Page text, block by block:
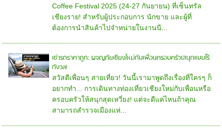
Coffee Festival 2025 (24-27 กันยายน) ที่เซ็นทรัล
เชียงราย! สำหรับผู้ประกอบการ นักขาย และผู้ที่
ต้องการนำสินค้าไปจำหน่ายในงานนี...
เช่ารถราคาถูก: ผจญภัยเชียงใหม่กับเพื่อนครอบครัว!สนุกแบบไร้
กังวล!
สวัสดีเพื่อนๆ สายเที่ยว! วันนี้เรามาพูดถึงเรื่องที่ใครๆ ก็
อยากทำ... การเดินทางท่องเที่ยวเชียงใหม่กับเพื่อนหรือ
ครอบครัวให้สนุกสุดเหวี่ยง! แต่จะดีแค่ไหนถ้าคุณ
สามารถสำรวจเมืองแห่...